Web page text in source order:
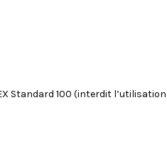
Standard 100 (interdit